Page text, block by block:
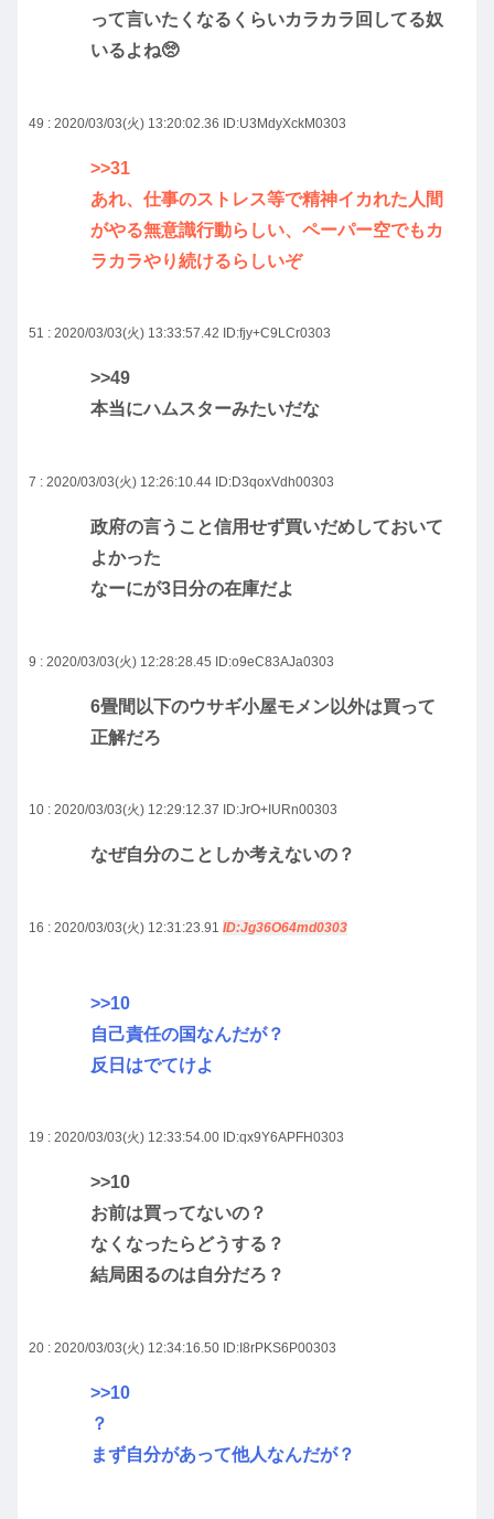
って言いたくなるくらいカラカラ回してる奴
いるよね🥺
49 : 2020/03/03(火) 13:20:02.36 ID:U3MdyXckM0303
>>31
あれ、仕事のストレス等で精神イカれた人間
がやる無意識行動らしい、ペーパー空でもカ
ラカラやり続けるらしいぞ
51 : 2020/03/03(火) 13:33:57.42 ID:fjy+C9LCr0303
>>49
本当にハムスターみたいだな
7 : 2020/03/03(火) 12:26:10.44 ID:D3qoxVdh00303
政府の言うこと信用せず買いだめしておいて
よかった
なーにが3日分の在庫だよ
9 : 2020/03/03(火) 12:28:28.45 ID:o9eC83AJa0303
6畳間以下のウサギ小屋モメン以外は買って
正解だろ
10 : 2020/03/03(火) 12:29:12.37 ID:JrO+IURn00303
なぜ自分のことしか考えないの？
16 : 2020/03/03(火) 12:31:23.91 ID:Jg36O64md0303
>>10
自己責任の国なんだが？
反日はでてけよ
19 : 2020/03/03(火) 12:33:54.00 ID:qx9Y6APFH0303
>>10
お前は買ってないの？
なくなったらどうする？
結局困るのは自分だろ？
20 : 2020/03/03(火) 12:34:16.50 ID:I8rPKS6P00303
>>10
？
まず自分があって他人なんだが？